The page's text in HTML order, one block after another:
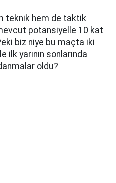
teknik hem de taktik
potansiyelle 10 kat
biz niye bu maçta iki
ilk yarının sonlarında
oldu?